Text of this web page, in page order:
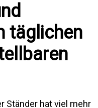
täglichen
Ständer hat viel mehr